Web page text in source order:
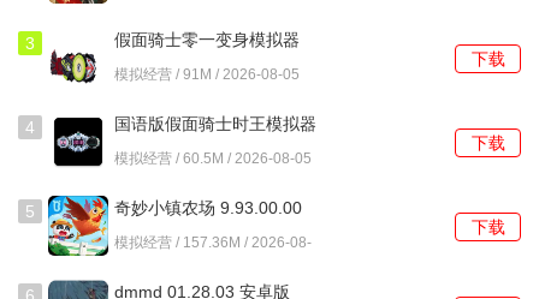
想看七海的泳装
好好夸她两句
3
假面骑士零一变身模拟器
1.7.25 最新版
模拟经营 / 91M / 2026-08-05
下载
4
国语版假面骑士时王模拟器
2.8 安卓版
模拟经营 / 60.5M / 2026-08-05
下载
5
奇妙小镇农场 9.93.00.00
安卓版
模拟经营 / 157.36M / 2026-08-
下载
dmmd 01.28.03 安卓版